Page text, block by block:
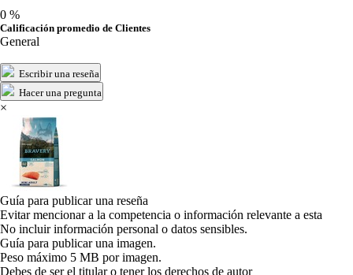
0 %
Calificación promedio de Clientes
General
Escribir una reseña
Hacer una pregunta
×
Guía para publicar una reseña
Evitar mencionar a la competencia o información relevante a esta
No incluir información personal o datos sensibles.
Guía para publicar una imagen.
Peso máximo 5 MB por imagen.
Debes de ser el titular o tener los derechos de autor